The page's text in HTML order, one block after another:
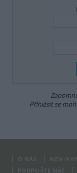
Přihlásit se
O NÁS
PODPOŘTE NÁS